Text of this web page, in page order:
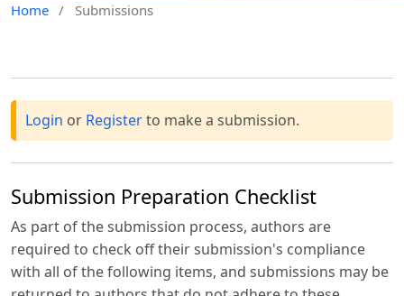
Home / Submissions
Login or Registerto make a submission.
Submission Preparation Checklist
As part of the submission process, authors are
required to check off their submission's compliance
with all of the following items, and submissions may be